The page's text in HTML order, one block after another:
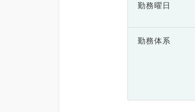
勤務曜日
勤務体系